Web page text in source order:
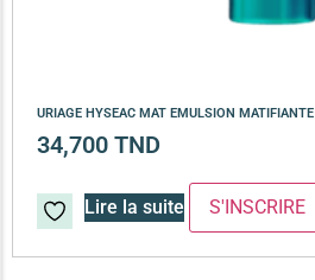
URIAGE HYSEAC MAT EMULSION MATIFIANTE
34,700 TND
Lire la suite